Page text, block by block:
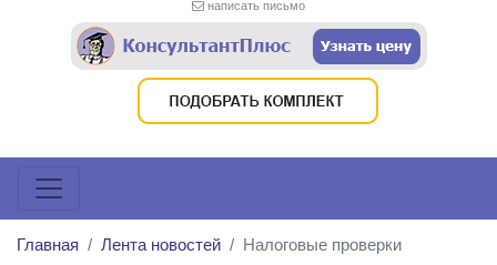
написать письмо
Главная Лента новостей Налоговые проверки